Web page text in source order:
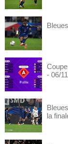
- 06/
la